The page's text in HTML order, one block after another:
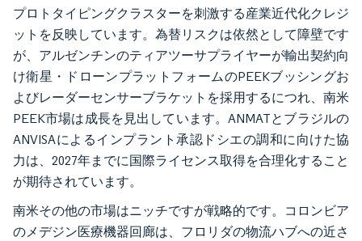
プロトタイピングクラスターを刺激する産業近代化クレジ
ットを反映しています。為替リスクは依然として障壁です
が、アルゼンチンのティアツーサプライヤーが輸出契約向
け衛星・ドローンプラットフォームのPEEKブッシングお
よびレーダーセンサーブラケットを採用するにつれ、南米
PEEK市場は成長を見出しています。ANMATとブラジルの
ANVISAによるインプラント承認ドシエの調和に向けた協
力は、2027年までに国際ライセンス取得を合理化すること
が期待されています。
南米その他の市場はニッチですが戦略的です。コロンビア
のメデジン医療機器回廊は、フロリダの物流ハブへの近さ